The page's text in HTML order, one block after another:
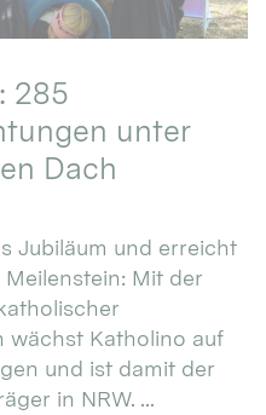
285
unter
Dach
Jubiläum und erreicht
Mit der
wächst Katholino auf
und ist damit der
in NRW. ...